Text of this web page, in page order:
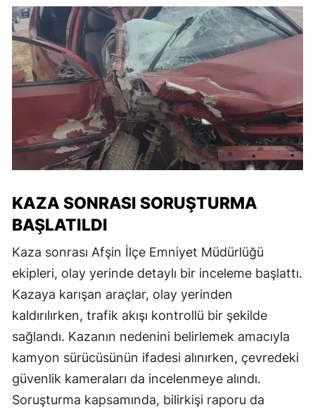
KAZA SONRASI SORUŞTURMA
BAŞLATILDI
Kaza sonrası Afşin İlçe Emniyet Müdürlüğü
ekipleri, olay yerinde detaylı bir inceleme başlattı.
Kazaya karışan araçlar, olay yerinden
kaldırılırken, trafik akışı kontrollü bir şekilde
sağlandı. Kazanın nedenini belirlemek amacıyla
kamyon sürücüsünün ifadesi alınırken, çevredeki
güvenlik kameraları da incelenmeye alındı.
Soruşturma kapsamında, bilirkişi raporu da